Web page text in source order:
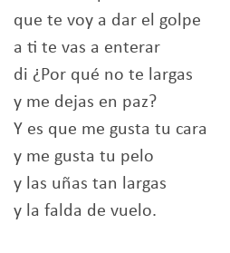
que te voy a dar el golpe
a ti te vas a enterar
di ¿Por qué no te largas
y me dejas en paz?
Y es que me gusta tu cara
y me gusta tu pelo
y las uñas tan largas
y la falda de vuelo.